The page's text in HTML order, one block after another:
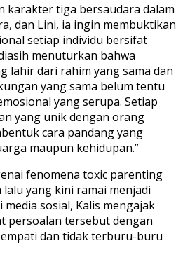
karakter tiga bersaudara dalam
dan Lini, ia ingin membuktikan
setiap individu bersifat
menuturkan bahwa
lahir dari rahim yang sama dan
yang sama belum tentu
yang serupa. Setiap
yang unik dengan orang
cara pandang yang
maupun kehidupan.”
fenomena toxic parenting
yang kini ramai menjadi
sosial, Kalis mengajak
persoalan tersebut dengan
dan tidak terburu-buru